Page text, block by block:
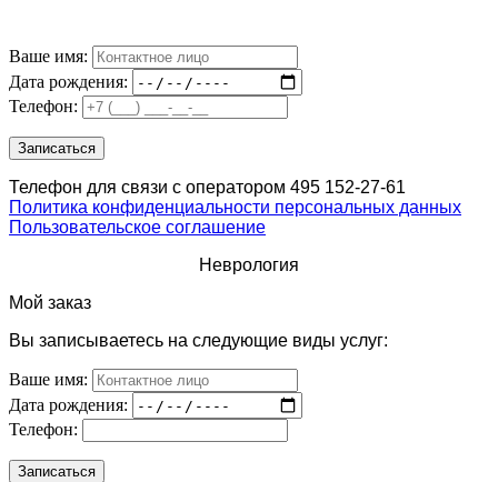
Ваше имя:
Дата рождения:
Телефон:
Телефон для связи с оператором 495 152-27-61
Политика конфиденциальности персональных данных
Пользовательское соглашение
Неврология
Мой заказ
Вы записываетесь на следующие виды услуг:
Ваше имя:
Дата рождения:
Телефон: